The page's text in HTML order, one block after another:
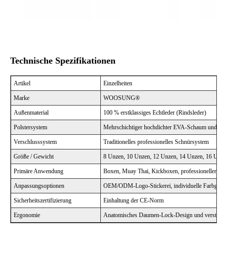
Technische Spezifikationen
Artikel Einzelheiten
Marke WOOSUNG®
Außenmaterial 100 % erstklassiges Echtleder (Rindsleder)
Polstersystem Mehrschichtiger hochdichter EVA-Schaum und
Verschlusssystem Traditionelles professionelles Schnürsystem
Größe / Gewicht 8 Unzen, 10 Unzen, 12 Unzen, 14 Unzen, 16
Primäre Anwendung Boxen, Muay Thai, Kickboxen, professioneller
Anpassungsoptionen OEM/ODM-Logo-Stickerei, individuelle
Sicherheitszertifizierung Einhaltung der CE-Norm
Ergonomie Anatomisches Daumen-Lock-Design und